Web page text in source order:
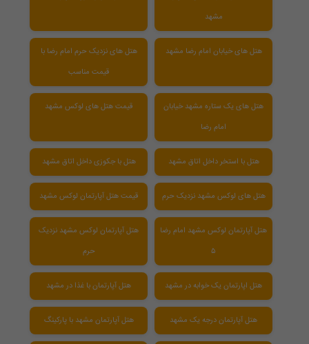
مشهد
هتل های خیابان امام رضا مشهد
هتل های نزدیک حرم امام رضا با
قیمت مناسب
هتل های یک ستاره مشهد خیابان
امام رضا
قیمت هتل های لوکس مشهد
هتل با استخر داخل اتاق مشهد هتل با جکوزی داخل اتاق مشهد
هتل های لوکس مشهد نزدیک حرم قیمت هتل آپارتمان لوکس مشهد
هتل آپارتمان لوکس مشهد امام رضا
۵
هتل آپارتمان لوکس مشهد نزدیک
حرم
هتل اپارتمان یک خوابه در مشهد هتل آپارتمان با غذا در مشهد
هتل آپارتمان درجه یک مشهد هتل آپارتمان مشهد با پارکینگ